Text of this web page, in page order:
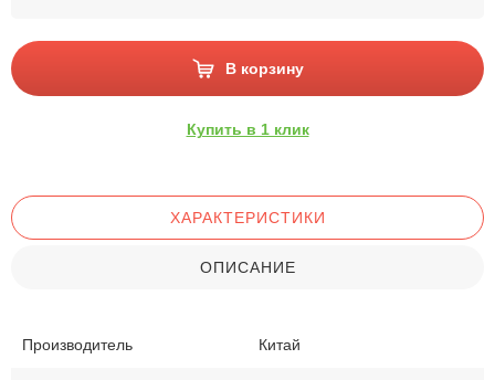
В корзину
Купить в 1 клик
ХАРАКТЕРИСТИКИ
ОПИСАНИЕ
Производитель Китай